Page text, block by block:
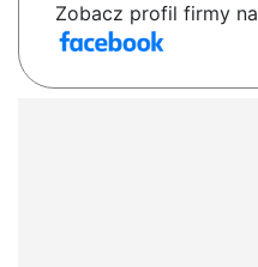
Zobacz profil firmy na